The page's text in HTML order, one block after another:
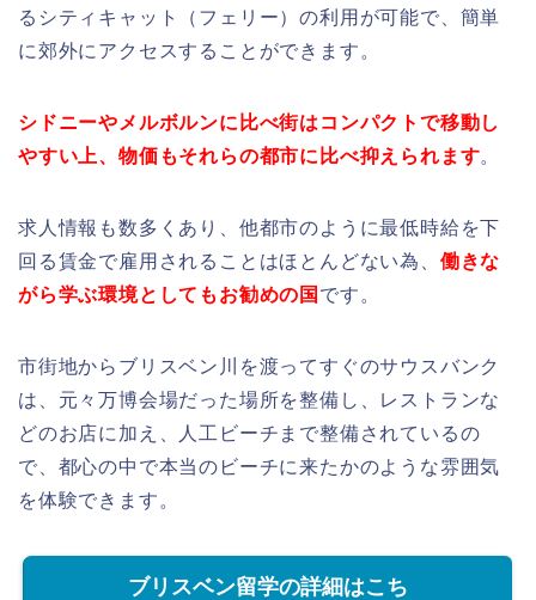
るシティキャット（フェリー）の利用が可能で、簡単
に郊外にアクセスすることができます。
シドニーやメルボルンに比べ街はコンパクトで移動し
やすい上、物価もそれらの都市に比べ抑えられます。
求人情報も数多くあり、他都市のように最低時給を下
回る賃金で雇用されることはほとんどない為、 働きな
がら学ぶ環境としてもお勧めの国 です。
市街地からブリスベン川を渡ってすぐのサウスバンク
は、元々万博会場だった場所を整備し、レストランな
どのお店に加え、人工ビーチまで整備されているの
で、都心の中で本当のビーチに来たかのような雰囲気
を体験できます。
ブリスベン留学の詳細はこち